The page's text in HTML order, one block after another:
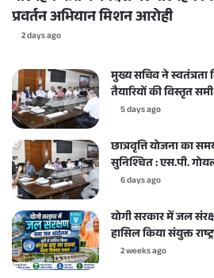
प्रवर्तन अभियान मिशन आरोही
2 days ago
मुख्य सचिव ने स्वतंत्रता
तैयारियों की विस्तृत
5 days ago
छात्रवृत्ति योजना का
सुनिश्चित : एस.पी.
6 days ago
योगी सरकार में जल
हासिल किया संयुक्त
2 weeks ago